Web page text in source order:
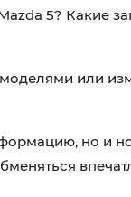
5? Какие
или
но и